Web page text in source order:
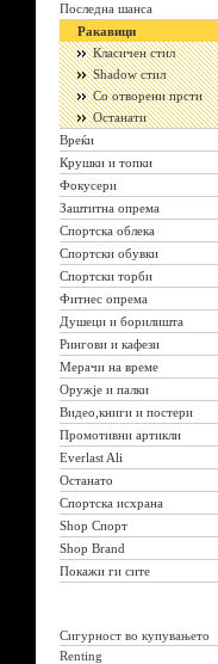
Последна шанса
Ракавици
Класичен стил
Shadow стил
Со отворени прсти
Останати
Вреќи
Крушки и топки
Фокусери
Заштитна опрема
Спортска облека
Спортски обувки
Спортски торби
Фитнес опрема
Душеци и борилишта
Рингови и кафези
Мерачи на време
Оружје и палки
Видео,книги и постери
Промотивни артикли
Everlast Ali
Останато
Спортска исхрана
Shop Спорт
Shop Brand
Покажи ги сите
Сигурност во купувањето
Renting